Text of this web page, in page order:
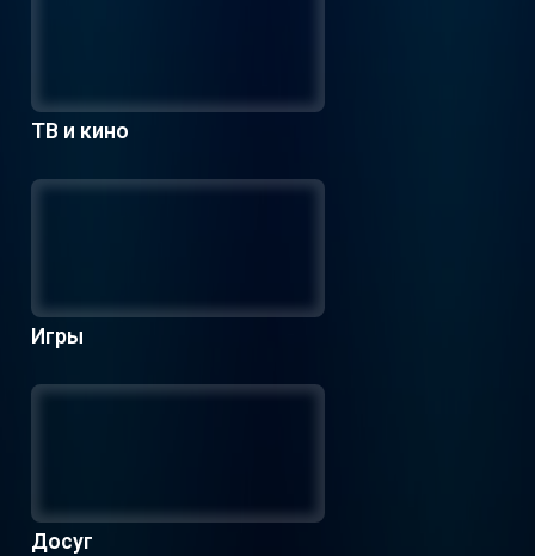
ТВ и кино
Игры
Досуг